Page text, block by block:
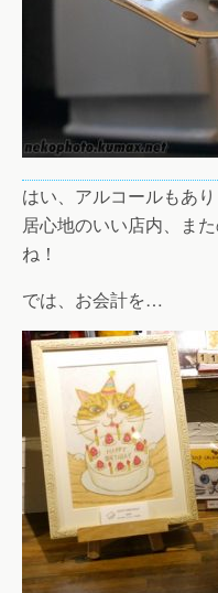
はい、アルコールもあり
居心地のいい店内、ま
ね！
では、お会計を…